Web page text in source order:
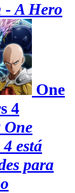
A Hero
One
4
One
está
para